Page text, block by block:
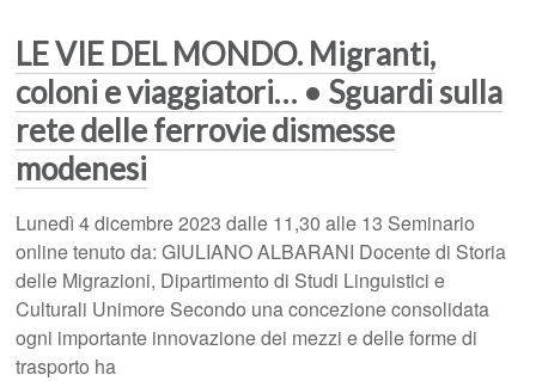
LE VIE DEL MONDO. Migranti,
coloni e viaggiatori… • Sguardi sulla
rete delle ferrovie dismesse
modenesi
Lunedì 4 dicembre 2023 dalle 11,30 alle 13 Seminario
online tenuto da: GIULIANO ALBARANI Docente di Storia
delle Migrazioni, Dipartimento di Studi Linguistici e
Culturali Unimore Secondo una concezione consolidata
ogni importante innovazione dei mezzi e delle forme di
trasporto ha